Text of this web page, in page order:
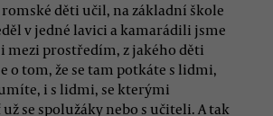
děti učil, na základní škole
v jedné lavici a kamarádili jsme
mezi prostředím, z jakého děti
o tom, že se tam potkáte s lidmi,
i s lidmi, se kterými
se spolužáky nebo s učiteli. A tak